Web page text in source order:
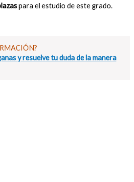
para el estudio de este grado.
y resuelve tu duda de la manera